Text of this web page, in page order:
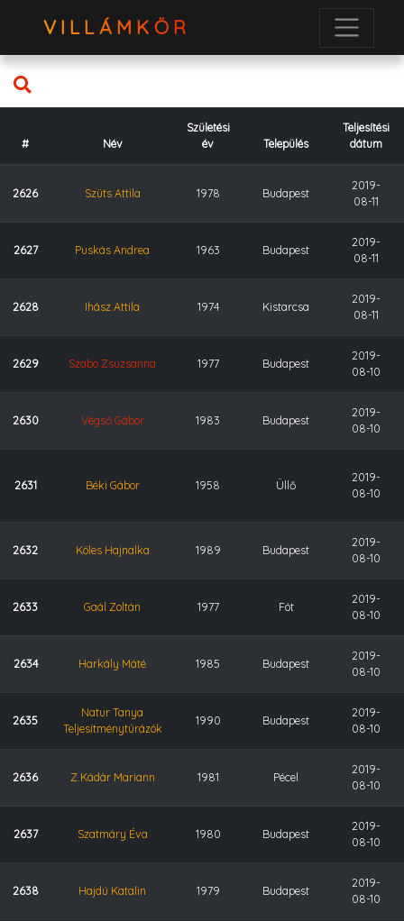
VILLÁMKÖR
# Név
Születési
év
Település
Teljesítési
dátum
2626 Szüts Attila 1978 Budapest
2019-
08-11
2627 Puskás Andrea 1963 Budapest
2019-
08-11
2628 Ihász Attila 1974 Kistarcsa
2019-
08-11
2629 Szabó Zsuzsanna 1977 Budapest
2019-
08-10
2630 Végső Gábor 1983 Budapest
2019-
08-10
2631 Béki Gábor 1958 Üllő
2019-
08-10
2632 Köles Hajnalka 1989 Budapest
2019-
08-10
2633 Gaál Zoltán 1977 Fót
2019-
08-10
2634 Harkály Máté 1985 Budapest
2019-
08-10
2635
Natur Tanya
Teljesítménytúrázók
1990 Budapest
2019-
08-10
2636 Z.Kádár Mariann 1981 Pécel
2019-
08-10
2637 Szatmáry Éva 1980 Budapest
2019-
08-10
2638 Hajdú Katalin 1979 Budapest
2019-
08-10